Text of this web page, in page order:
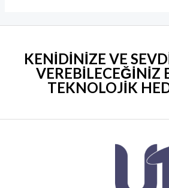
KENİDİNİZE VE
VEREBİLECEĞİNİZ
TEKNOLOJİK